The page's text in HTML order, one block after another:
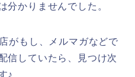
分かりませんでした。
がもし、メルマガなどで
信していたら、見つけ次
♪